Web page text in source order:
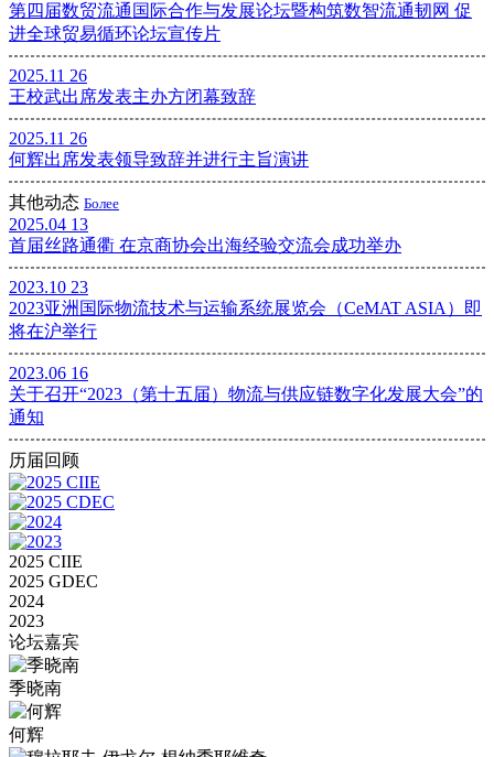
第四届数贸流通国际合作与发展论坛暨构筑数智流通韧网 促
进全球贸易循环论坛宣传片
2025.11 26
王校武出席发表主办方闭幕致辞
2025.11 26
何辉出席发表领导致辞并进行主旨演讲
其他动态 Более
2025.04 13
首届丝路通衢 在京商协会出海经验交流会成功举办
2023.10 23
2023亚洲国际物流技术与运输系统展览会（CeMAT ASIA）即
将在沪举行
2023.06 16
关于召开“2023（第十五届）物流与供应链数字化发展大会”的
通知
历届回顾
2025 CIIE
2025 GDEC
2024
2023
论坛嘉宾
季晓南
何辉